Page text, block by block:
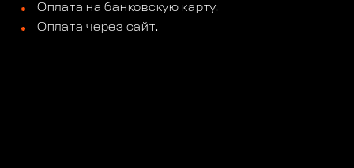
Оплата на банковскую карту.
Оплата через сайт.